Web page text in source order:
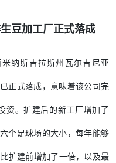
豆加工厂正式落成
纳斯吉拉斯州瓦尔吉尼亚
正式落成，意味着该公司完
资。扩建后的新工厂增加了
个足球场的大小，每年能够
扩建前增加了一倍，以及最